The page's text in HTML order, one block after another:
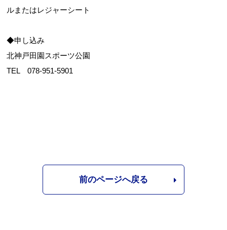
ルまたはレジャーシート
◆申し込み
北神戸田園スポーツ公園
TEL 078-951-5901
前のページへ戻る